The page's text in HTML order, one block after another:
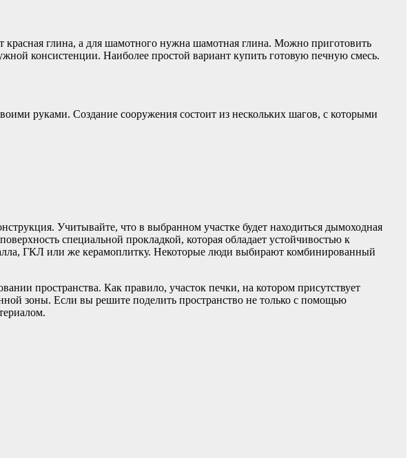
красная глина, а для шамотного нужна шамотная глина. Можно приготовить
консистенции. Наиболее простой вариант купить готовую печную смесь.
руками. Создание сооружения состоит из нескольких шагов, с которыми
Учитывайте, что в выбранном участке будет находиться дымоходная
специальной прокладкой, которая обладает устойчивостью к
ГКЛ или же керамоплитку. Некоторые люди выбирают комбинированный
пространства. Как правило, участок печки, на котором присутствует
зоны. Если вы решите поделить пространство не только с помощью